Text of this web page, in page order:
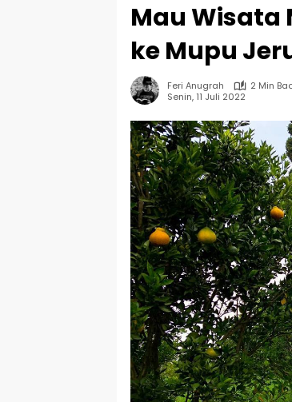
Mau Wisata
ke Mupu
Feri Anugrah
2 Min
Senin, 11 Juli 2022